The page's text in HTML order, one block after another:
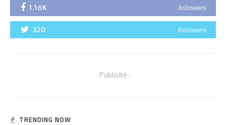
1.16K followers
320 followers
- Publicité -
TRENDING NOW